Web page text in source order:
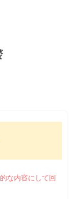
な内容にして回